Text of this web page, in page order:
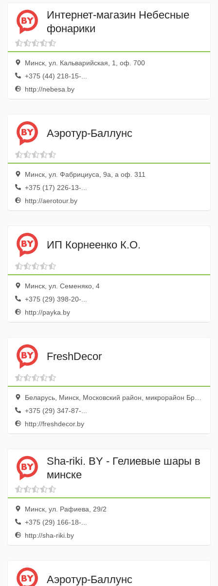
Интернет-магазин Небесные
фонарики
Минск, ул. Кальварийская, 1, оф. 700
+375 (44) 218-15-...
http://nebesa.by
Аэротур-Баллунс
Минск, ул. Фабрициуса, 9а, а оф. 311
+375 (17) 226-13-...
http://aerotour.by
ИП Корнеенко К.О.
Минск, ул. Семеняко, 4
+375 (29) 398-20-...
http://payka.by
FreshDecor
Беларусь, Минск, Московский район, микрорайон Брилевичи, Брилевичи-1, улица Наполеона Орды, 45, оф. 131
+375 (29) 347-87-...
http://freshdecor.by
Sha-riki. BY - Гелиевые шары в
минске
Минск, ул. Рафиева, 29/2
+375 (29) 166-18-...
http://sha-riki.by
Аэротур-Баллунс